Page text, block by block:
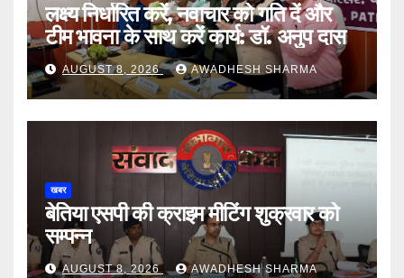
लक्ष्य निर्धारित करें, नवाचार को गति दें और
टीम भावना के साथ करें कार्य: डॉ. अनुप दास
AUGUST 8, 2026 AWADHESH SHARMA
खबर
बेतिया एसपी की क्राइम मीटिंग शुक्रवार को
सम्पन्न
AUGUST 8, 2026 AWADHESH SHARMA